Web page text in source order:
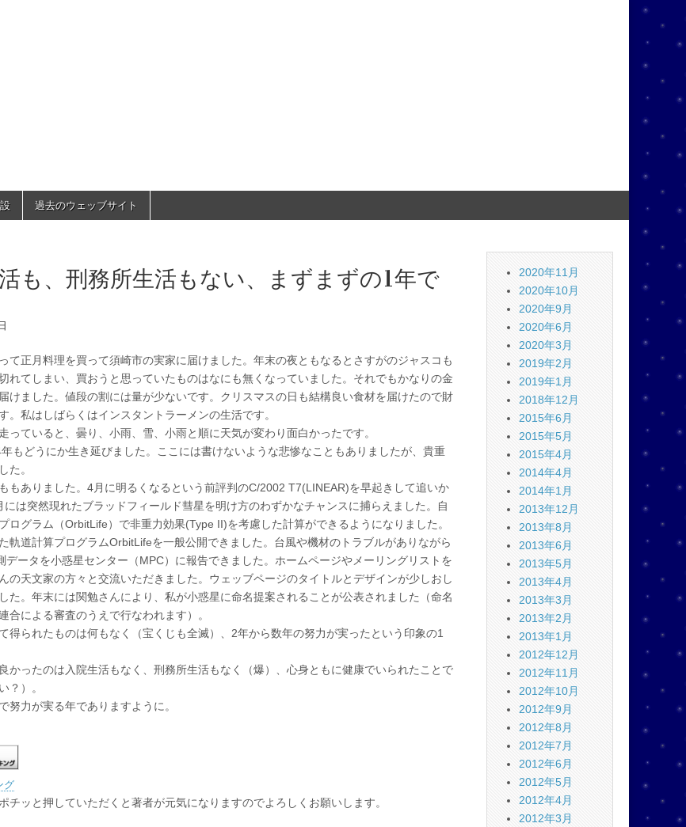
のひとりごと
過去のウェッブサイト
も、刑務所生活もない、まずまずの1年で
て正月料理を買って須崎市の実家に届けました。年末の夜ともなるとさすがのジャスコも
れてしまい、買おうと思っていたものはなにも無くなっていました。それでもかなりの金
けました。値段の割には量が少ないです。クリスマスの日も結構良い食材を届けたので財
。私はしばらくはインスタントラーメンの生活です。
っていると、曇り、小雨、雪、小雨と順に天気が変わり面白かったです。
もどうにか生き延びました。ここには書けないような悲惨なこともありましたが、貴重
た。
もありました。4月に明るくなるという前評判のC/2002 T7(LINEAR)を早起きして追いか
には突然現れたブラッドフィールド彗星を明け方のわずかなチャンスに捕らえました。自
ログラム（OrbitLife）で非重力効果(Type II)を考慮した計算ができるようになりました。
軌道計算プログラムOrbitLifeを一般公開できました。台風や機材のトラブルがありながら
データを小惑星センター（MPC）に報告できました。ホームページやメーリングリストを
の天文家の方々と交流いただきました。ウェッブページのタイトルとデザインが少しおし
た。年末には関勉さんにより、私が小惑星に命名提案されることが公表されました（命名
合による審査のうえで行なわれます）。
得られたものは何もなく（宝くじも全滅）、2年から数年の努力が実ったという印象の1
かったのは入院生活もなく、刑務所生活もなく（爆）、心身ともに健康でいられたことで
？）。
努力が実る年でありますように。
グ
チッと押していただくと著者が元気になりますのでよろしくお願いします。
2020年11月
2020年10月
2020年9月
2020年6月
2020年3月
2019年2月
2019年1月
2018年12月
2015年6月
2015年5月
2015年4月
2014年4月
2014年1月
2013年12月
2013年8月
2013年6月
2013年5月
2013年4月
2013年3月
2013年2月
2013年1月
2012年12月
2012年11月
2012年10月
2012年9月
2012年8月
2012年7月
2012年6月
2012年5月
2012年4月
2012年3月